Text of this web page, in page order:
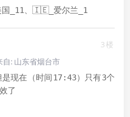
_11、🇮🇪_爱尔兰_1
3楼
自: 山东省烟台市
现在（时间17:43）只有3个
了